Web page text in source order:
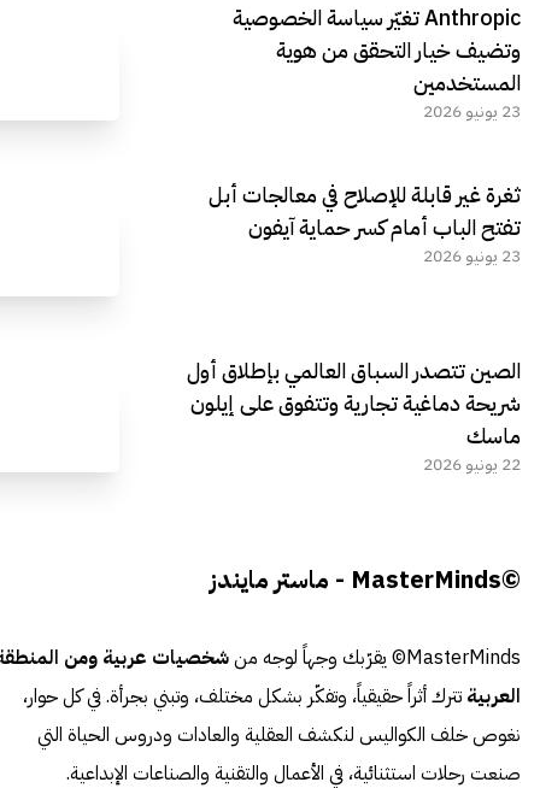
Anthropic تغيّر سياسة الخصوصية
وتضيف خيار التحقق من هوية
المستخدمين
23 يونيو 2026
ثغرة غير قابلة للإصلاح في معالجات أبل
تفتح الباب أمام كسر حماية آيفون
23 يونيو 2026
الصين تتصدر السباق العالمي بإطلاق أول
شريحة دماغية تجارية وتتفوق على إيلون
ماسك
22 يونيو 2026
©MasterMinds - ماستر مايندز
MasterMinds© يقرّبك وجهاً لوجه من
شخصيات عربية ومن
العربية تترك أثراً حقيقياً، وتفكّر بشكل مختلف، وتبني بجرأة. في كل حوار،
نغوص خلف الكواليس لنكشف العقلية والعادات ودروس الحياة التي
صنعت رحلات استثنائية، في الأعمال والتقنية والصناعات الإبداعية.